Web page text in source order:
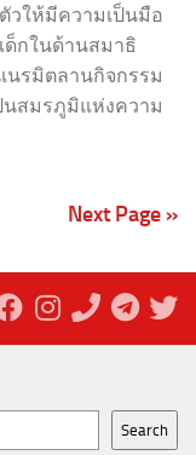
วให้มีความเป็นมือ
ด็กในด้านสมาธิ
นรมิตลานกิจกรรม
นสมรภูมิแห่งความ
Next Page »
Search